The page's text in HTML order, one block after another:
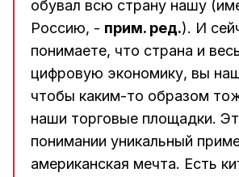
обувал всю страну нашу
Россию, - прим. ред.). И
понимаете, что страна и
цифровую экономику, вы
чтобы каким-то образом
наши торговые площадки.
понимании уникальный
американская мечта. Есть